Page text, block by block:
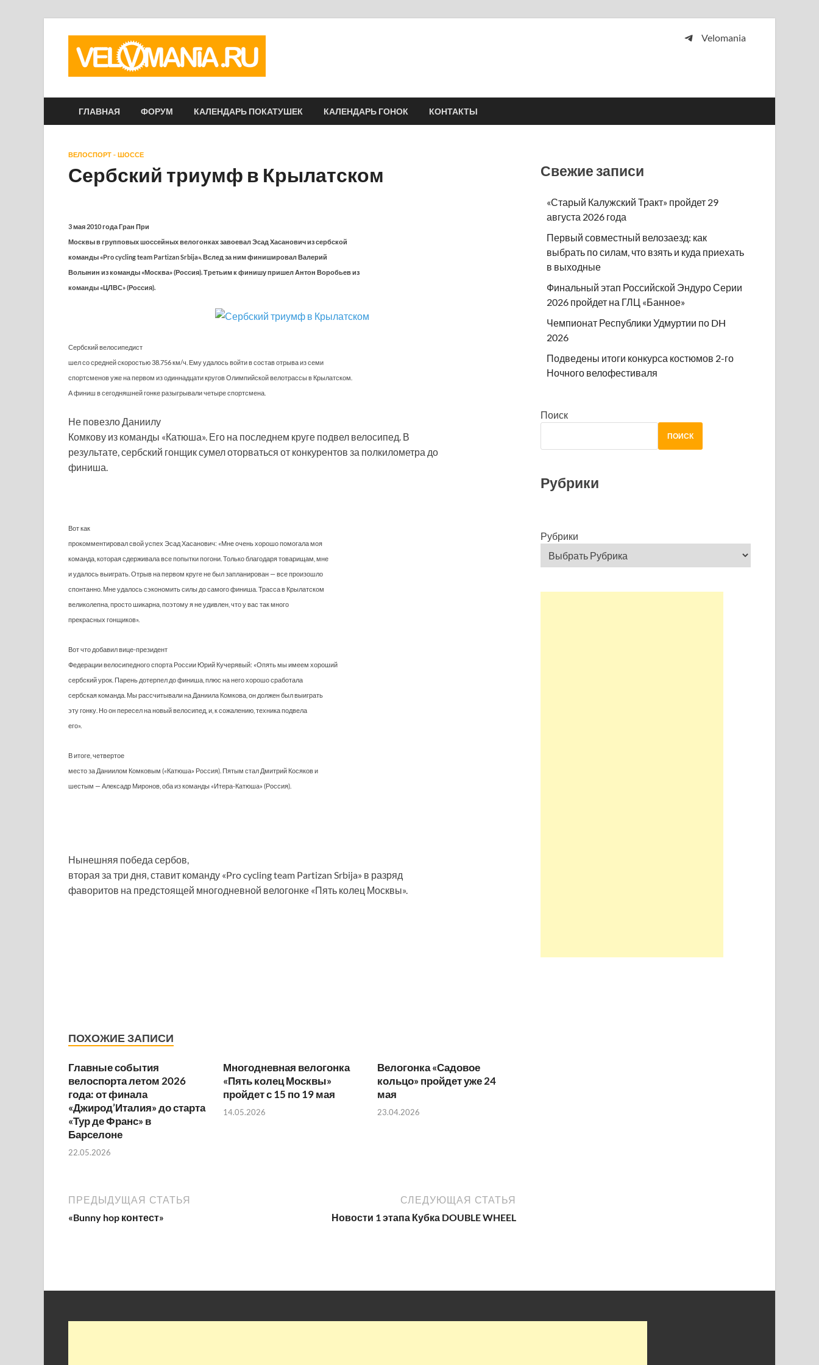
Velomania
ГЛАВНАЯ ФОРУМ КАЛЕНДАРЬ ПОКАТУШЕК КАЛЕНДАРЬ ГОНОК КОНТАКТЫ
ВЕЛОСПОРТ - ШОССЕ
Сербский триумф в Крылатском
3 мая 2010 года Гран При
Москвы в групповых шоссейных велогонках завоевал Эсад Хасанович из сербской
команды «Pro cycling team Partizan Srbija». Вслед за ним финишировал Валерий
Волынин из команды «Москва» (Россия). Третьим к финишу пришел Антон Воробьев из
команды «ЦЛВС» (Россия).
Сербский велосипедист
шел со средней скоростью 38.756 км/ч. Ему удалось войти в состав отрыва из семи
спортсменов уже на первом из одиннадцати кругов Олимпийской велотрассы в Крылатском.
А финиш в сегодняшней гонке разыгрывали четыре спортсмена.
Не повезло Даниилу
Комкову из команды «Катюша». Его на последнем круге подвел велосипед. В
результате, сербский гонщик сумел оторваться от конкурентов за полкилометра до
финиша.
Вот как
прокомментировал свой успех Эсад Хасанович: «Мне очень хорошо помогала моя
команда, которая сдерживала все попытки погони. Только благодаря товарищам, мне
и удалось выиграть. Отрыв на первом круге не был запланирован — все произошло
спонтанно. Мне удалось сэкономить силы до самого финиша. Трасса в Крылатском
великолепна, просто шикарна, поэтому я не удивлен, что у вас так много
прекрасных гонщиков».
Вот что добавил вице-президент
Федерации велосипедного спорта России Юрий Кучерявый: «Опять мы имеем хороший
сербский урок. Парень дотерпел до финиша, плюс на него хорошо сработала
сербская команда. Мы рассчитывали на Даниила Комкова, он должен был выиграть
эту гонку. Но он пересел на новый велосипед, и, к сожалению, техника подвела
его».
В итоге, четвертое
место за Даниилом Комковым («Катюша» Россия). Пятым стал Дмитрий Косяков и
шестым — Алексадр Миронов, оба из команды «Итера-Катюша» (Россия).
Нынешняя победа сербов,
вторая за три дня, ставит команду «Pro cycling team Partizan Srbija» в разряд
фаворитов на предстоящей многодневной велогонке «Пять колец Москвы».
ПОХОЖИЕ ЗАПИСИ
Главные события
велоспорта летом 2026
года: от финала
«Джирод’Италия» до старта
«Тур де Франс» в
Барселоне
22.05.2026
Многодневная велогонка
«Пять колец Москвы»
пройдет с 15 по 19 мая
14.05.2026
Велогонка «Садовое
кольцо» пройдет уже 24
мая
23.04.2026
ПРЕДЫДУЩАЯ СТАТЬЯ
«Bunny hop контест»
СЛЕДУЮЩАЯ СТАТЬЯ
Новости 1 этапа Кубка DOUBLE WHEEL
Свежие записи
«Старый Калужский Тракт» пройдет 29
августа 2026 года
Первый совместный велозаезд: как
выбрать по силам, что взять и куда приехать
в выходные
Финальный этап Российской Эндуро Серии
2026 пройдет на ГЛЦ «Банное»
Чемпионат Республики Удмуртии по DH
2026
Подведены итоги конкурса костюмов 2-го
Ночного велофестиваля
Поиск
ПОИСК
Рубрики
Рубрики